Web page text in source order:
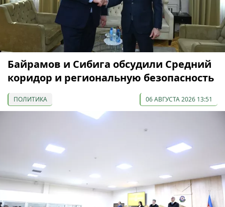
Байрамов и Сибига обсудили Средний
коридор и региональную безопасность
ПОЛИТИКА 06 АВГУСТА 2026 13:51